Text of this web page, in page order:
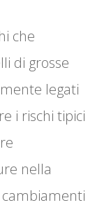
che
di grosse
legati
i rischi tipici
nella
cambiamenti